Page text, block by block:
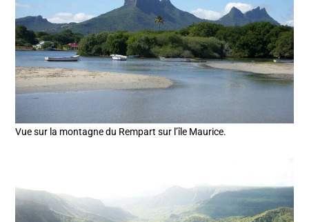
Vue sur la montagne du Rempart sur l’île Maurice.